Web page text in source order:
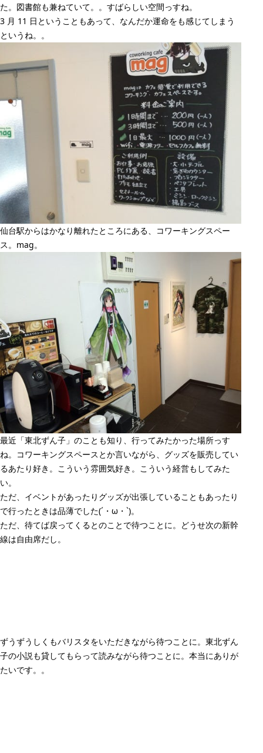
た。図書館も兼ねていて。。すばらしい空間っすね。
3 月 11 日ということもあって、なんだか運命をも感じてしまう
というね。。
仙台駅からはかなり離れたところにある、コワーキングスペー
ス。mag。
最近「東北ずん子」のことも知り、行ってみたかった場所っす
ね。コワーキングスペースとか言いながら、グッズを販売してい
るあたり好き。こういう雰囲気好き。こういう経営もしてみた
い。
ただ、イベントがあったりグッズが出張していることもあったり
で行ったときは品薄でした(´・ω・`)。
ただ、待てば戻ってくるとのことで待つことに。どうせ次の新幹
線は自由席だし。
ずうずうしくもバリスタをいただきながら待つことに。東北ずん
子の小説も貸してもらって読みながら待つことに。本当にありが
たいです。。